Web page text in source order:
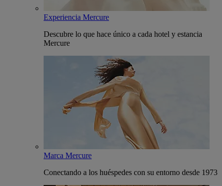
Experiencia Mercure
Descubre lo que hace único a cada hotel y estancia
Mercure
Marca Mercure
Conectando a los huéspedes con su entorno desde 1973